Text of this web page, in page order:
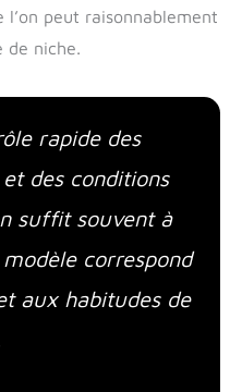
peut raisonnablement
de niche.
rapide des
des conditions
suffit souvent à
correspond
aux habitudes de